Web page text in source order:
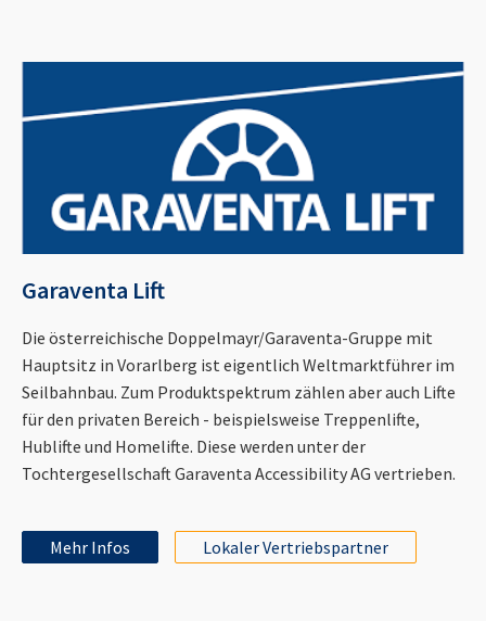
Garaventa Lift
Die österreichische Doppelmayr/Garaventa-Gruppe mit
Hauptsitz in Vorarlberg ist eigentlich Weltmarktführer im
Seilbahnbau. Zum Produktspektrum zählen aber auch Lifte
für den privaten Bereich - beispielsweise Treppenlifte,
Hublifte und Homelifte. Diese werden unter der
Tochtergesellschaft Garaventa Accessibility AG vertrieben.
Mehr Infos Lokaler Vertriebspartner